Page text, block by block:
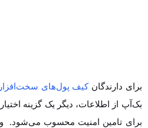
برای دارندگانکیف پول‌های
بک‌آپ از اطلاعات، دیگر یک گزینه